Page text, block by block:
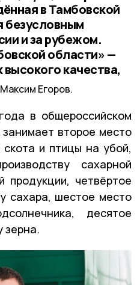
в Тамбовской
безусловным
и за рубежом.
области» —
высокого качества,
Егоров.
в общероссийском
второе место
и птицы на убой,
сахарной
продукции, четвёртое
сахара, шестое место
десятое
зерна.